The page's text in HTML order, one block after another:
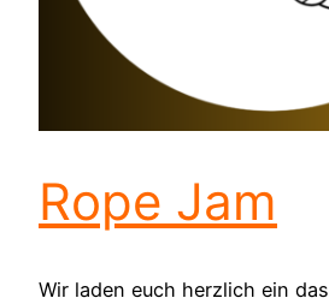
Rope Jam
Wir laden euch herzlich ein das